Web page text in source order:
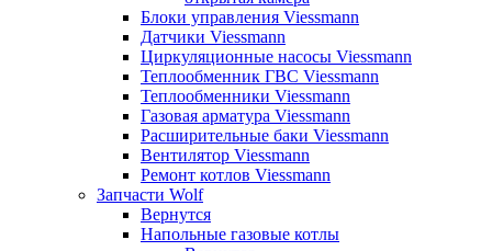
Блоки управления Viessmann
Датчики Viessmann
Циркуляционные насосы Viessmann
Теплообменник ГВС Viessmann
Теплообменники Viessmann
Газовая арматура Viessmann
Расширительные баки Viessmann
Вентилятор Viessmann
Ремонт котлов Viessmann
Запчасти Wolf
Вернутся
Напольные газовые котлы